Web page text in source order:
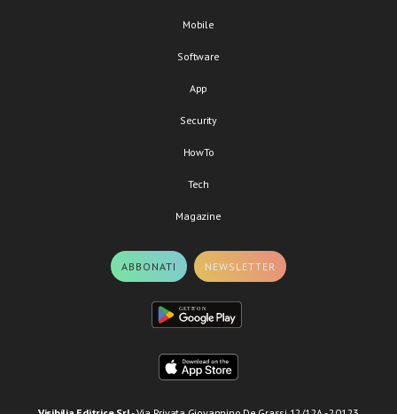
Mobile
Software
App
Security
HowTo
Tech
Magazine
ABBONATI NEWSLETTER